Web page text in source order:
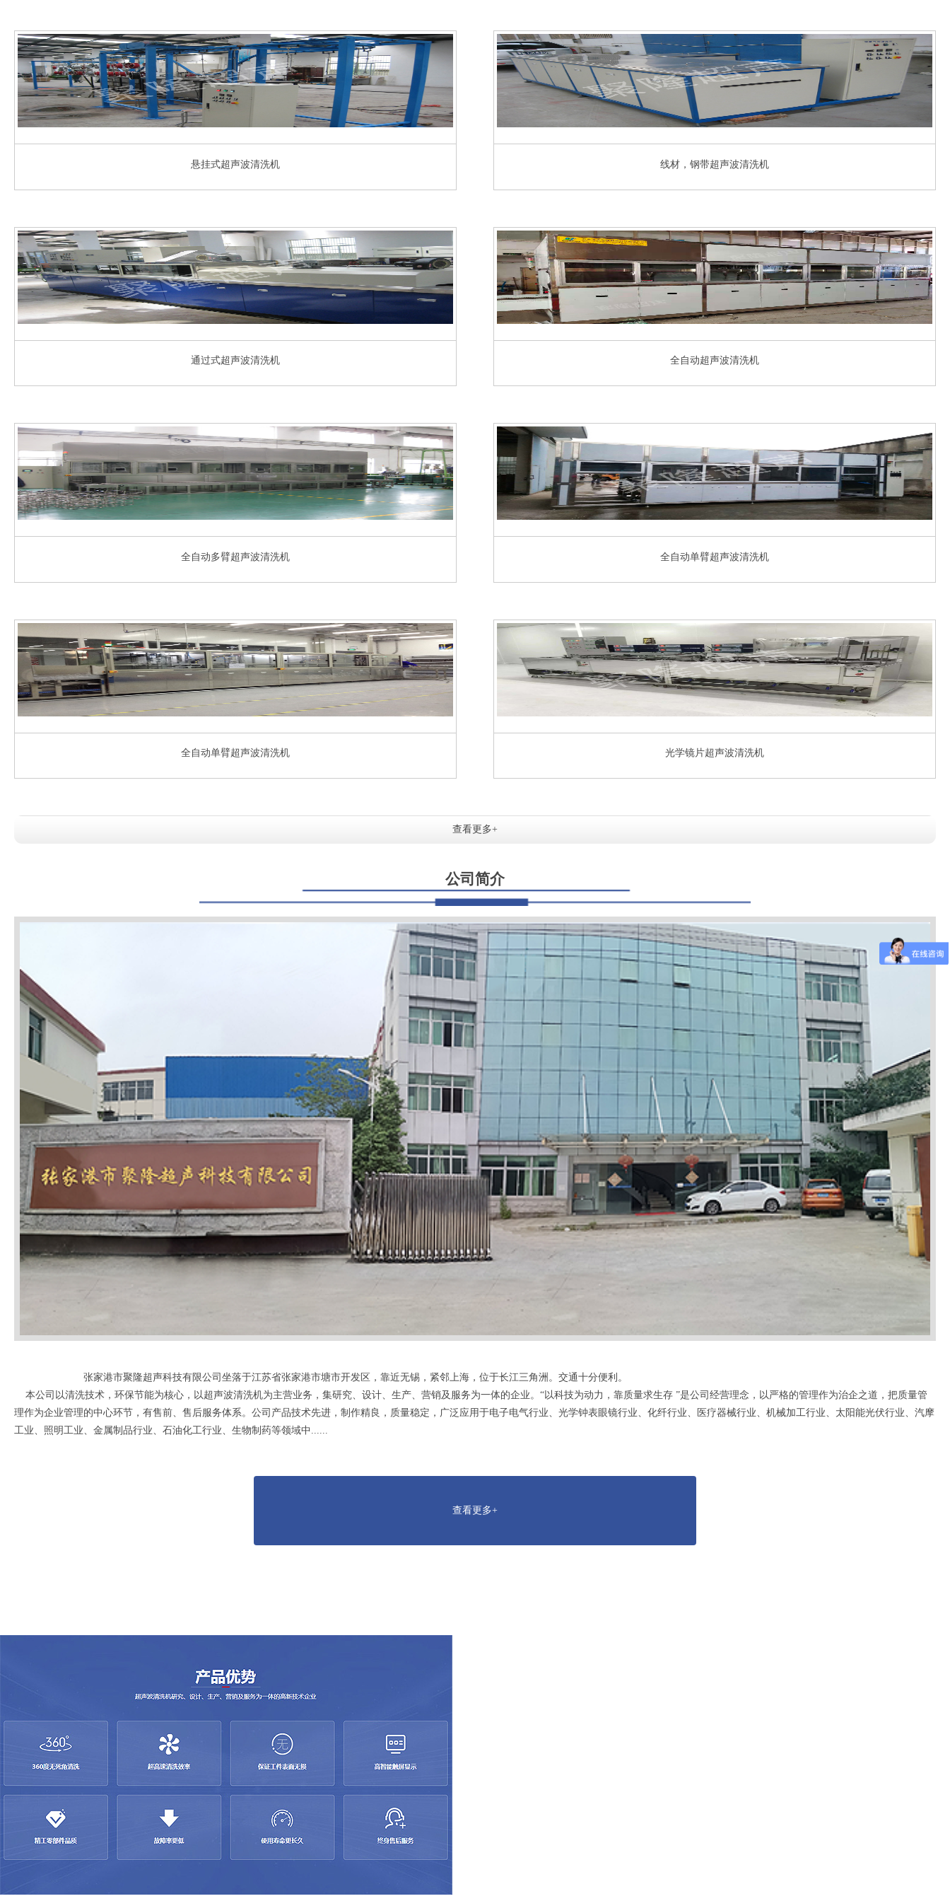
悬挂式超声波清洗机 线材，钢带超声波清洗机
通过式超声波清洗机 全自动超声波清洗机
全自动多臂超声波清洗机 全自动单臂超声波清洗机
全自动单臂超声波清洗机 光学镜片超声波清洗机
查看更多+
公司简介
张家港市聚隆超声科技有限公司坐落于江苏省张家港市塘市开发区，靠近无锡，紧邻上海，位于长江三角洲。交通十分便利。
本公司以清洗技术，环保节能为核心，以超声波清洗机为主营业务，集研究、设计、生产、营销及服务为一体的企业。“以科技为动力，靠质量求生存 ”是公司经营理念，以严格的管理作为治企之道，把质量管
理作为企业管理的中心环节，有售前、售后服务体系。公司产品技术先进，制作精良，质量稳定，广泛应用于电子电气行业、光学钟表眼镜行业、化纤行业、医疗器械行业、机械加工行业、太阳能光伏行业、汽摩
工业、照明工业、金属制品行业、石油化工行业、生物制药等领域中......
查看更多+